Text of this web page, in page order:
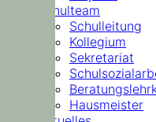
Schulteam
Schulleitung
Kollegium
Sekretariat
Hausmeister